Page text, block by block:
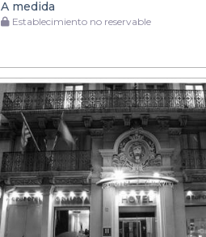
A medida
Establecimiento no reservable